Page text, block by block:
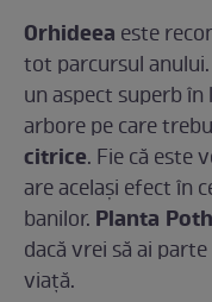
Orhideea este
tot parcursul
un aspect superb
arbore pe care
citrice. Fie că este
are același efect în
banilor. Planta
dacă vrei să ai
viață.